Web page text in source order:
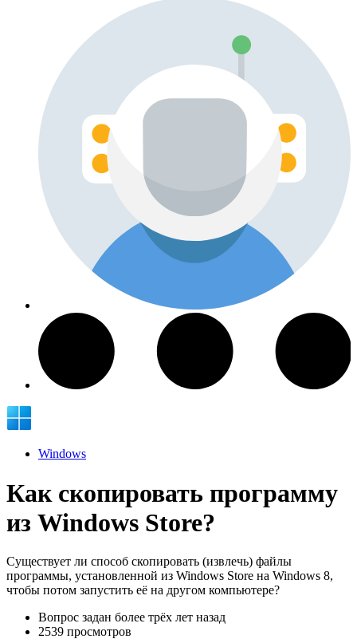
Windows
Как скопировать программу
из Windows Store?
Существует ли способ скопировать (извлечь) файлы
программы, установленной из Windows Store на Windows 8,
чтобы потом запустить её на другом компьютере?
Вопрос задан более трёх лет назад
2539 просмотров